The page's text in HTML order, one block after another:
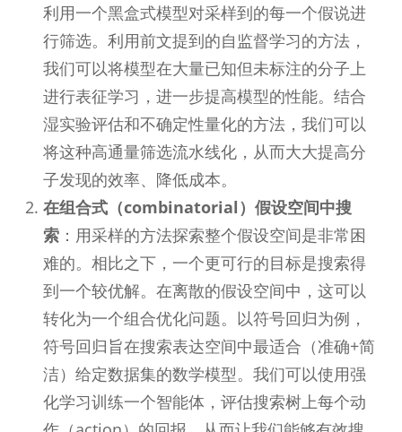
利用一个黑盒式模型对采样到的每一个假说进
行筛选。利用前文提到的自监督学习的方法，
我们可以将模型在大量已知但未标注的分子上
进行表征学习，进一步提高模型的性能。结合
湿实验评估和不确定性量化的方法，我们可以
将这种高通量筛选流水线化，从而大大提高分
子发现的效率、降低成本。
在组合式（combinatorial）假设空间中搜
索 ：用采样的方法探索整个假设空间是非常困
难的。相比之下，一个更可行的目标是搜索得
到一个较优解。在离散的假设空间中，这可以
转化为一个组合优化问题。以符号回归为例，
符号回归旨在搜索表达空间中最适合（准确+简
洁）给定数据集的数学模型。我们可以使用强
化学习训练一个智能体，评估搜索树上每个动